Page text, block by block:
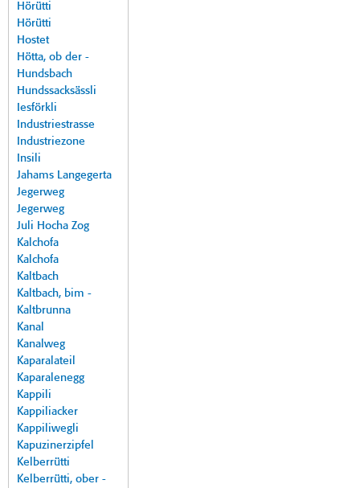
Hörütti
Hörütti
Hostet
Hötta, ob der -
Hundsbach
Hundssacksässli
Iesförkli
Industriestrasse
Industriezone
Insili
Jahams Langegerta
Jegerweg
Jegerweg
Juli Hocha Zog
Kalchofa
Kalchofa
Kaltbach
Kaltbach, bim -
Kaltbrunna
Kanal
Kanalweg
Kaparalateil
Kaparalenegg
Kappili
Kappiliacker
Kappiliwegli
Kapuzinerzipfel
Kelberrütti
Kelberrütti, ober -